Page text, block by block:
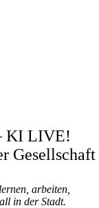
KI LIVE!
Gesellschaft
arbeiten,
in der Stadt.